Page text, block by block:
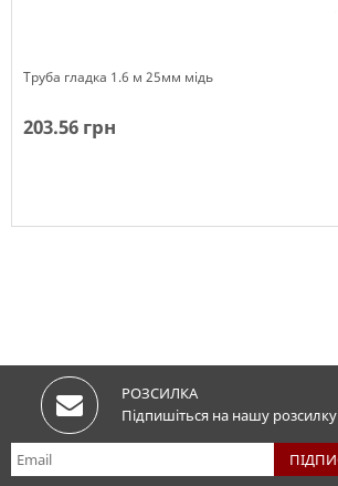
Труба гладка 1.6 м 25мм мідь
203.56 грн
РОЗСИЛКА
Підпишіться на нашу розсилку